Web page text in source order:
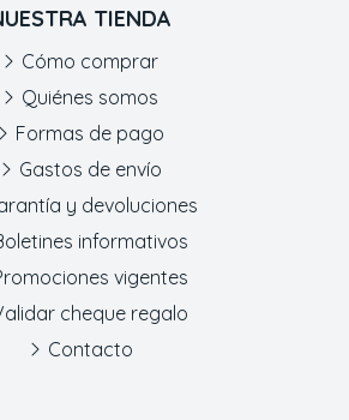
TIENDA
Cómo comprar
Quiénes somos
Formas de pago
Gastos de envío
y devoluciones
informativos
vigentes
cheque regalo
Contacto